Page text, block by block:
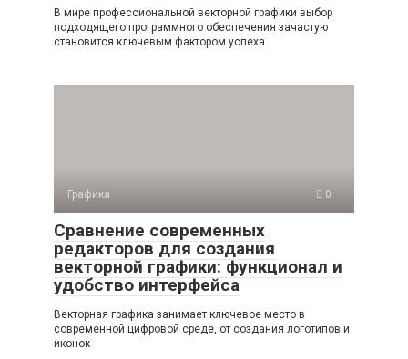
В мире профессиональной векторной графики выбор
подходящего программного обеспечения зачастую
становится ключевым фактором успеха
Графика 0
Сравнение современных
редакторов для создания
векторной графики: функционал и
удобство интерфейса
Векторная графика занимает ключевое место в
современной цифровой среде, от создания логотипов и
иконок